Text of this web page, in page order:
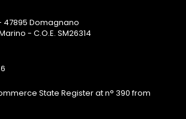
47895 Domagnano
- C.O.E. SM26314
State Register at n° 390 from